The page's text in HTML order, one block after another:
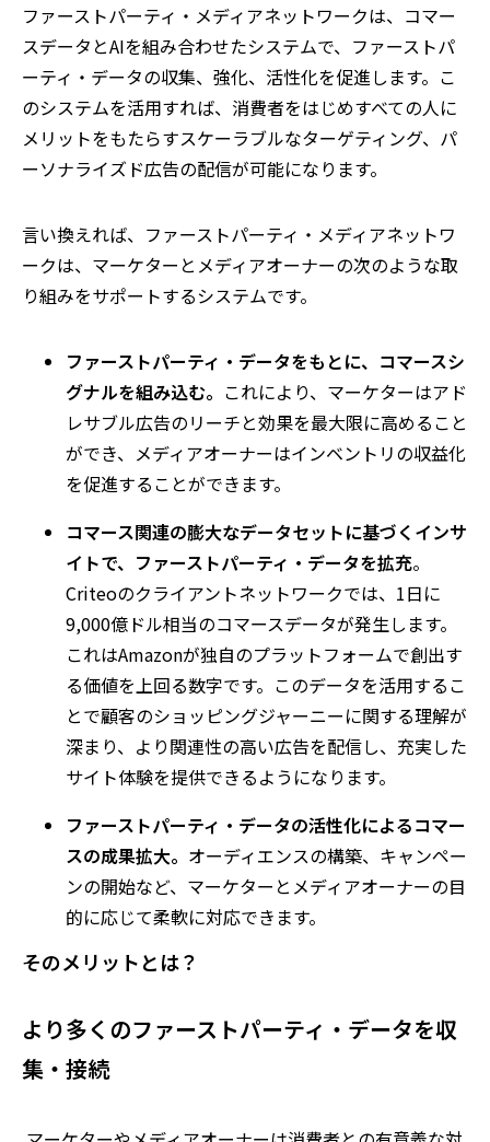
ファーストパーティ・メディアネットワークは、コマー
スデータとAIを組み合わせたシステムで、ファーストパ
ーティ・データの収集、強化、活性化を促進します。こ
のシステムを活用すれば、消費者をはじめすべての人に
メリットをもたらすスケーラブルなターゲティング、パ
ーソナライズド広告の配信が可能になります。
言い換えれば、ファーストパーティ・メディアネットワ
ークは、マーケターとメディアオーナーの次のような取
り組みをサポートするシステムです。
ファーストパーティ・データをもとに、コマースシ
グナルを組み込む。 これにより、マーケターはアド
レサブル広告のリーチと効果を最大限に高めること
ができ、メディアオーナーはインベントリの収益化
を促進することができます。
コマース関連の膨大なデータセットに基づくインサ
イトで、ファーストパーティ・データを拡充。
Criteoのクライアントネットワークでは、1日に
9,000億ドル相当のコマースデータが発生します。
これはAmazonが独自のプラットフォームで創出す
る価値を上回る数字です。このデータを活用するこ
とで顧客のショッピングジャーニーに関する理解が
深まり、より関連性の高い広告を配信し、充実した
サイト体験を提供できるようになります。
ファーストパーティ・データの活性化によるコマー
スの成果拡大。 オーディエンスの構築、キャンペー
ンの開始など、マーケターとメディアオーナーの目
的に応じて柔軟に対応できます。
そのメリットとは？
より多くのファーストパーティ・データを収
集・接続